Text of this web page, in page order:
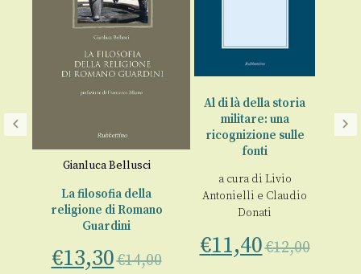
Gianluca Bellusci
La filosofia della
religione di Romano
Guardini
€13,30€14,00
Al di là della storia
militare: una
ricognizione sulle
fonti
a cura di Livio
Antonielli e Claudio
Donati
€11,40€12,00